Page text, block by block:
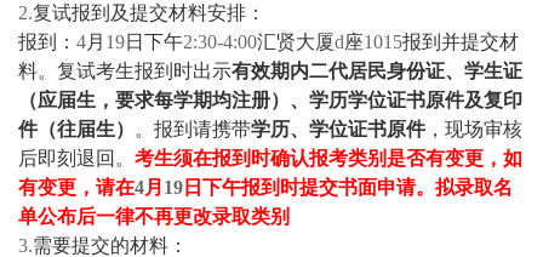
2.复试报到及提交材料安排：
报到： 4月 19日下午2:30-4:00汇贤大厦d座1015报到并提交材
料。复试考生报到时出示有效期内二代居民身份证、学生证
（应届生，要求每学期均注册）、学历学位证书原件及复印
件（往届生）
。报到请携带学历、学位证书原件，现场审核
后即刻退回。 考生须在报到时确认报考类别是否有变更，如
有变更，请在4月 19 日下午报到时提交书面申请。拟录取名
单公布后一律不再更改录取类别
3.需要提交的材料：